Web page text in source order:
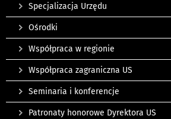
Specjalizacja Urzędu
Ośrodki
Współpraca w regionie
Współpraca zagraniczna US
Seminaria i konferencje
Patronaty honorowe Dyrektora US